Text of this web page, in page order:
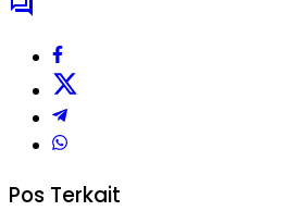
Pos Terkait